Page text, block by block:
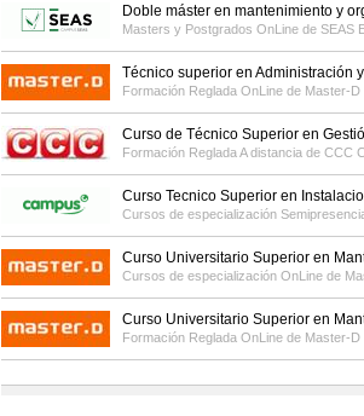
Doble máster en mantenimiento y
Masters y Postgrados OnLine de SEAS
Técnico superior en Administración
Formación Reglada OnLine de Master-D
Curso de Técnico Superior en
Formación Reglada A distancia de CCC
Curso Tecnico Superior en
Cursos de especialización
Curso Universitario Superior en
Cursos de especialización OnLine de
Curso Universitario Superior en
Formación Reglada OnLine de Master-D